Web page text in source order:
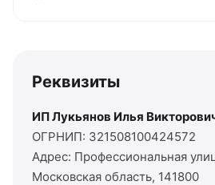
Реквизиты
ИП Лукьянов Илья
ОГРНИП: 321508100424572
Адрес: Профессиональная
Московская область, 141800